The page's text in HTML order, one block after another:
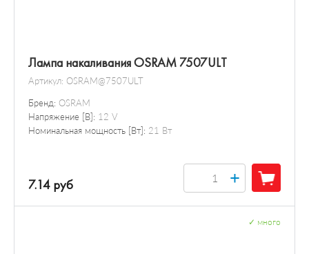
Лампа накаливания OSRAM 7507ULT
Артикул: OSRAM@7507ULT
Бренд: OSRAM
Напряжение [В]: 12 V
Номинальная мощность [Вт]: 21 Вт
7.14 руб +
много